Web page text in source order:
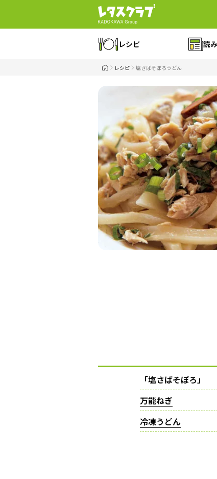
レシピ 読
レシピ 塩さばそぼろうどん
「塩さばそぼろ」
万能ねぎ
冷凍うどん